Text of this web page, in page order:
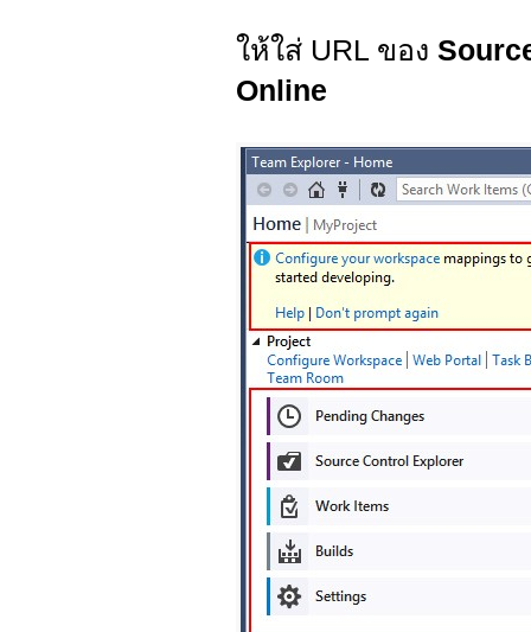
ให้ใส่ URL ของ
Online